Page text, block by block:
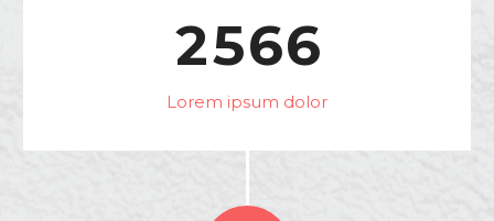
2566
Lorem ipsum dolor